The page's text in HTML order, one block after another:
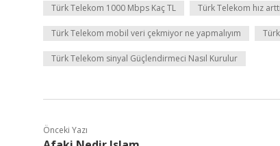
Türk Telekom 1000 Mbps Kaç TL Türk Telekom hız
Türk Telekom mobil veri çekmiyor ne yapmalıyım
Türk Telekom sinyal Güçlendirmeci Nasıl Kurulur
Önceki Yazı